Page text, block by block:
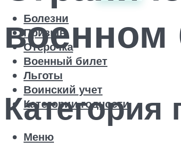
Болезни
Призыв
Отсрочка
Военный билет
Льготы
Воинский учет
Категории годности
Меню
военном
Категория